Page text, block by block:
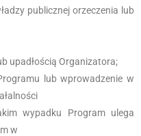
publicznej orzeczenia lub
upadłością Organizatora;
lub wprowadzenie w
wypadku Program ulega
w